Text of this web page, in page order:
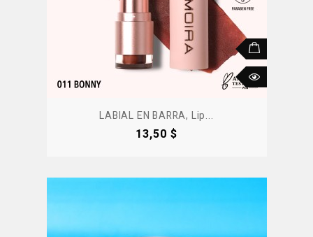
LABIAL EN BARRA, Lip...
Precio
13,50 $